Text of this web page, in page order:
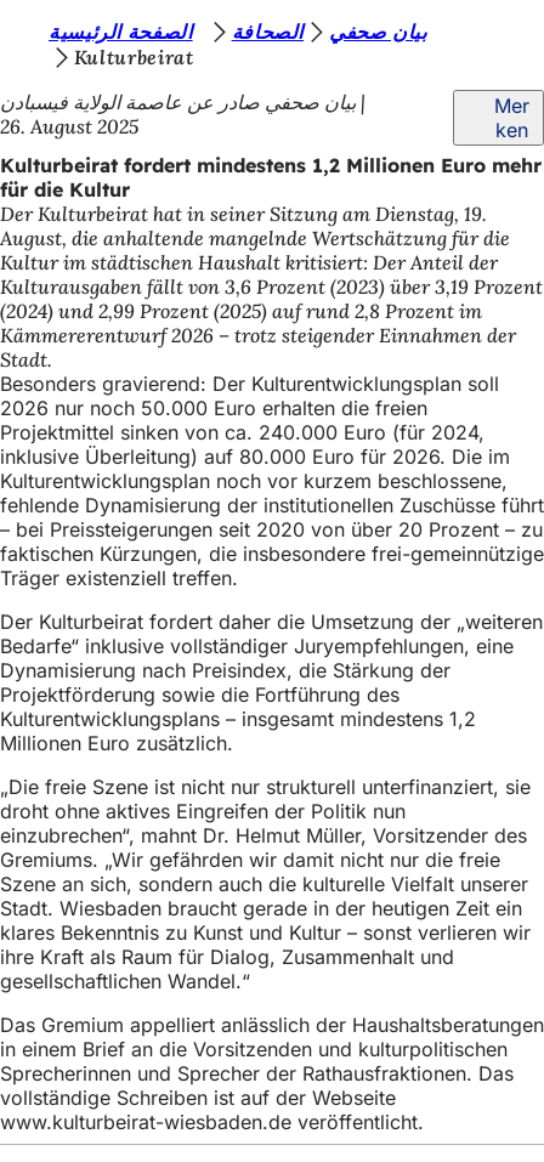
Inhalt anspringen
e
b
e
f
i
n
d
e
n
s
i
c
h
i
e
r
:
الصفحة الرئيسية الصحافة
بيان صحفي
Kulturbeirat
بيان صحفي صادر عن عاصمة الولاية فيسبادن
26. August 2025
Mer
ken
Kulturbeirat fordert mindestens 1,2 Millionen Euro mehr
für die Kultur
Der Kulturbeirat hat in seiner Sitzung am Dienstag, 19.
August, die anhaltende mangelnde Wertschätzung für die
Kultur im städtischen Haushalt kritisiert: Der Anteil der
Kulturausgaben fällt von 3,6 Prozent (2023) über 3,19 Prozent
(2024) und 2,99 Prozent (2025) auf rund 2,8 Prozent im
Kämmererentwurf 2026 – trotz steigender Einnahmen der
Stadt.
Besonders gravierend: Der Kulturentwicklungsplan soll
2026 nur noch 50.000 Euro erhalten die freien
Projektmittel sinken von ca. 240.000 Euro (für 2024,
inklusive Überleitung) auf 80.000 Euro für 2026. Die im
Kulturentwicklungsplan noch vor kurzem beschlossene,
fehlende Dynamisierung der institutionellen Zuschüsse führt
– bei Preissteigerungen seit 2020 von über 20 Prozent – zu
faktischen Kürzungen, die insbesondere frei-gemeinnützige
Träger existenziell treffen.
Der Kulturbeirat fordert daher die Umsetzung der „weiteren
Bedarfe“ inklusive vollständiger Juryempfehlungen, eine
Dynamisierung nach Preisindex, die Stärkung der
Projektförderung sowie die Fortführung des
Kulturentwicklungsplans – insgesamt mindestens 1,2
Millionen Euro zusätzlich.
„Die freie Szene ist nicht nur strukturell unterfinanziert, sie
droht ohne aktives Eingreifen der Politik nun
einzubrechen“, mahnt Dr. Helmut Müller, Vorsitzender des
Gremiums. „Wir gefährden wir damit nicht nur die freie
Szene an sich, sondern auch die kulturelle Vielfalt unserer
Stadt. Wiesbaden braucht gerade in der heutigen Zeit ein
klares Bekenntnis zu Kunst und Kultur – sonst verlieren wir
ihre Kraft als Raum für Dialog, Zusammenhalt und
gesellschaftlichen Wandel.“
Das Gremium appelliert anlässlich der Haushaltsberatungen
in einem Brief an die Vorsitzenden und kulturpolitischen
Sprecherinnen und Sprecher der Rathausfraktionen. Das
vollständige Schreiben ist auf der Webseite
www.kulturbeirat-wiesbaden.de veröffentlicht.